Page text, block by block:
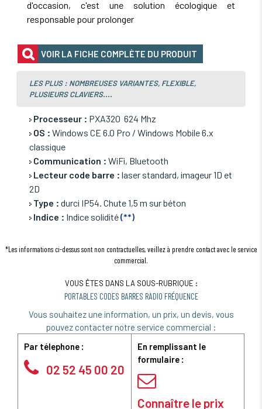
d'occasion, c'est une solution écologique et
responsable pour prolonger
VOIR LA FICHE COMPLÈTE DU PRODUIT
LES PLUS : NOMBREUSES VARIANTES, FLEXIBLE,
PLUSIEURS CLAVIERS....
Processeur : PXA320 624 Mhz
OS : Windows CE 6.0 Pro / Windows Mobile 6.x
classique
Communication : WiFi, Bluetooth
Lecteur code barre : laser standard, imageur 1D et
2D
Type : durci IP54. Chute 1,5 m sur béton
Indice : Indice solidité(**)
*Les informations ci-dessus sont non contractuelles, veillez à prendre contact avec le service
commercial.
VOUS ÊTES DANS LA SOUS-RUBRIQUE :
PORTABLES CODES BARRES RADIO FRÉQUENCE
Vous souhaitez une information, un prix, un devis, vous
pouvez contacter notre service commercial :
Par télephone :
02 52 45 00 20
En remplissant le
formulaire :
Connaître le prix